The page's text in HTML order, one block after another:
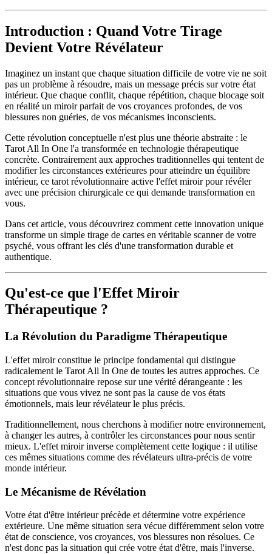
Introduction : Quand Votre Tirage
Devient Votre Révélateur
Imaginez un instant que chaque situation difficile de votre vie ne soit
pas un problème à résoudre, mais un message précis sur votre état
intérieur. Que chaque conflit, chaque répétition, chaque blocage soit
en réalité un miroir parfait de vos croyances profondes, de vos
blessures non guéries, de vos mécanismes inconscients.
Cette révolution conceptuelle n'est plus une théorie abstraite : le
Tarot All In One l'a transformée en technologie thérapeutique
concrète. Contrairement aux approches traditionnelles qui tentent de
modifier les circonstances extérieures pour atteindre un équilibre
intérieur, ce tarot révolutionnaire active l'effet miroir pour révéler
avec une précision chirurgicale ce qui demande transformation en
vous.
Dans cet article, vous découvrirez comment cette innovation unique
transforme un simple tirage de cartes en véritable scanner de votre
psyché, vous offrant les clés d'une transformation durable et
authentique.
Qu'est-ce que l'Effet Miroir
Thérapeutique ?
La Révolution du Paradigme Thérapeutique
L'effet miroir constitue le principe fondamental qui distingue
radicalement le Tarot All In One de toutes les autres approches. Ce
concept révolutionnaire repose sur une vérité dérangeante : les
situations que vous vivez ne sont pas la cause de vos états
émotionnels, mais leur révélateur le plus précis.
Traditionnellement, nous cherchons à modifier notre environnement,
à changer les autres, à contrôler les circonstances pour nous sentir
mieux. L'effet miroir inverse complètement cette logique : il utilise
ces mêmes situations comme des révélateurs ultra-précis de votre
monde intérieur.
Le Mécanisme de Révélation
Votre état d'être intérieur précède et détermine votre expérience
extérieure. Une même situation sera vécue différemment selon votre
état de conscience, vos croyances, vos blessures non résolues. Ce
n'est donc pas la situation qui crée votre état d'être, mais l'inverse.